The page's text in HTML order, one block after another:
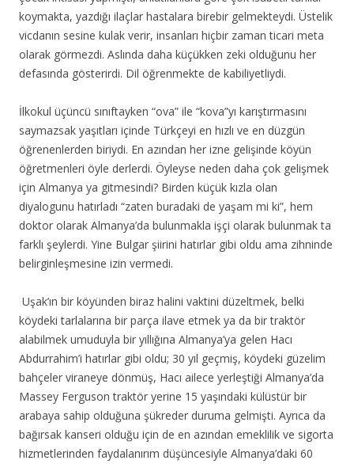
koymakta, yazdığı ilaçlar hastalara birebir gelmekteydi. Üstelik
vicdanın sesine kulak verir, insanları hiçbir zaman ticari meta
olarak görmezdi. Aslında daha küçükken zeki olduğunu her
defasında gösterirdi. Dil öğrenmekte de kabiliyetliydi.
İlkokul üçüncü sınıftayken “ova” ile “kova”yı karıştırmasını
saymazsak yaşıtları içinde Türkçeyi en hızlı ve en düzgün
öğrenenlerden biriydi. En azından her izne gelişinde köyün
öğretmenleri öyle derlerdi. Öyleyse neden daha çok gelişmek
için Almanya ya gitmesindi? Birden küçük kızla olan
diyalogunu hatırladı “zaten buradaki de yaşam mi ki”, hem
doktor olarak Almanya’da bulunmakla işçi olarak bulunmak ta
farklı şeylerdi. Yine Bulgar şiirini hatırlar gibi oldu ama zihninde
belirginleşmesine izin vermedi.
Uşak’ın bir köyünden biraz halini vaktini düzeltmek, belki
köydeki tarlalarına bir parça ilave etmek ya da bir traktör
alabilmek umuduyla bir yıllığına Almanya’ya gelen Hacı
Abdurrahim’i hatırlar gibi oldu; 30 yıl geçmiş, köydeki güzelim
bahçeler viraneye dönmüş, Hacı ailece yerleştiği Almanya’da
Massey Ferguson traktör yerine 15 yaşındaki külüstür bir
arabaya sahip olduğuna şükreder duruma gelmişti. Ayrıca da
bağırsak kanseri olduğu için de en azından emeklilik ve sigorta
hizmetlerinden faydalanırım düşüncesiyle Almanya’daki 60